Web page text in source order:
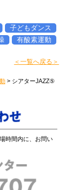
子どもダンス
有酸素運動
＜一覧へ戻る＞
> シアターJAZZ⑤
時間内に、お問い